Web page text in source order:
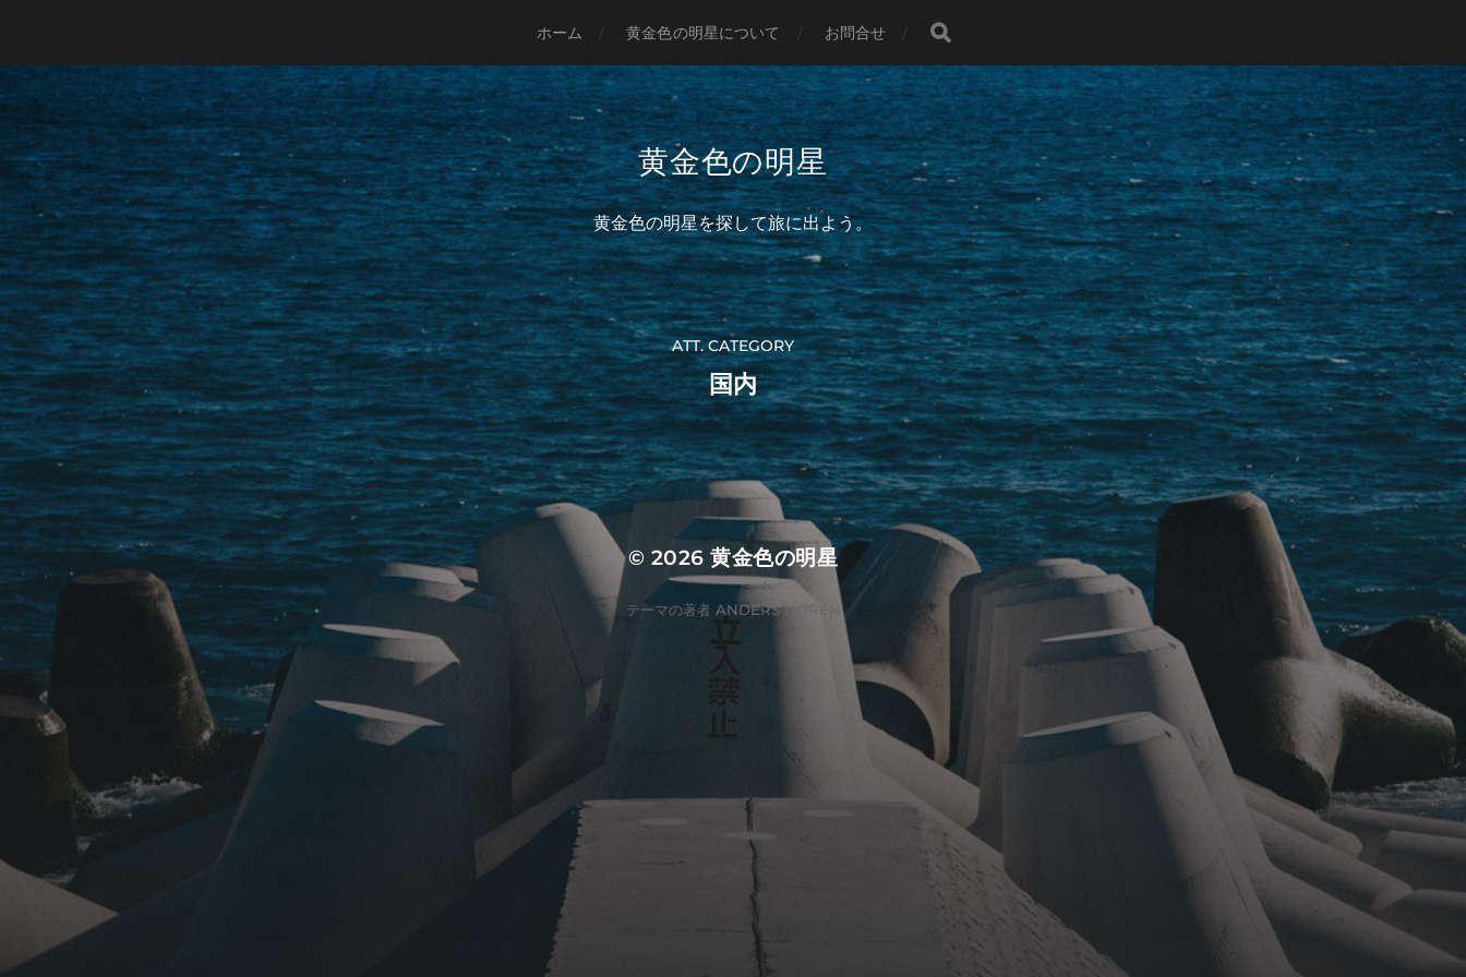
ホーム 黄金色の明星について お問合せ
黄金色の明星
黄金色の明星を探して旅に出よう。
ATT. CATEGORY
国内
© 2026黄金色の明星
テーマの著者 ANDERS NORÉN